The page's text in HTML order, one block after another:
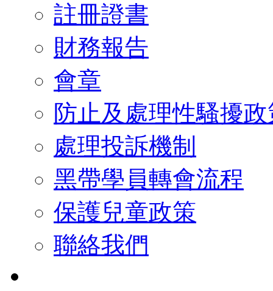
註冊證書
財務報告
會章
防止及處理性騷擾
處理投訴機制
黑帶學員轉會流程
保護兒童政策
聯絡我們